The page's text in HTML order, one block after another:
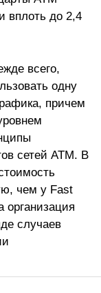
вплоть до 2,4
всего,
одну
причем
сетей ATM. В
чем у Fast
организация
случаев